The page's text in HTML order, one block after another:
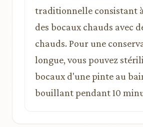
traditionnelle consistant
des bocaux chauds avec
chauds. Pour une
longue, vous pouvez
bocaux d'une pinte au
bouillant pendant 10